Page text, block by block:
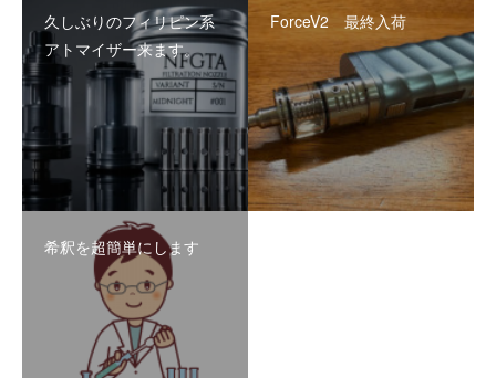
久しぶりのフィリピン系
アトマイザー来ます。
ForceV2 最終入荷
希釈を超簡単にします